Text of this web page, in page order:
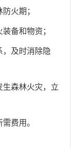
火期；
备和物资；
，及时消除隐
生森林火灾，立
费用。